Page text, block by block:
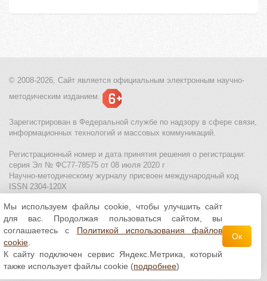
© 2008-2026, Сайт является официальным электронным научно-
методическим изданием.
Зарегистрирован в Федеральной службе по надзору в сфере связи,
информационных технологий и массовых коммуникаций.
Регистрационный номер и дата принятия решения о регистрации:
серия Эл № ФС77-78575 от 08 июля 2020 г
Научно-методическому журналу присвоен международный код
ISSN 2304-120X
МЦИТО|Школьные олимпиады и онлайн конкурсы для детей
Политика использования файлов cookie| Политика обработки и
защиты персональных данных
Все материалы доступны полицензии Creative
Commons С указанием авторства 4.0 Всемирная
Мы используем файлы cookie, чтобы улучшить сайт
для вас. Продолжая пользоваться сайтом, вы
соглашаетесь с Политикой использования файлов
cookie
К сайту подключен сервис Яндекс.Метрика, который
также использует файлы cookie (подробнее)
Ок